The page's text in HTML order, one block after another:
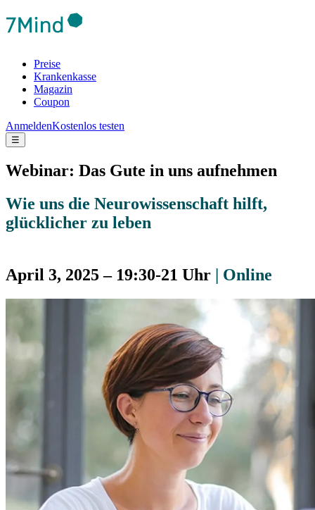
Preise
Krankenkasse
Magazin
Coupon
AnmeldenKostenlos testen
☰
Webinar: Das Gute in uns aufnehmen
Wie uns die Neurowissenschaft hilft,
glücklicher zu leben
April 3, 2025 – 19:30-21 Uhr | Online